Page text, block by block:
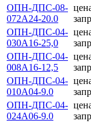
ОПН-ДПС-08-
072А24-20.0
ОПН-ДПС-04-
030А16-25,0
ОПН-ДПС-04-
008А16-12,5
ОПН-ДПС-04-
010А04-9.0
ОПН-ДПС-04-
024А06-9.0